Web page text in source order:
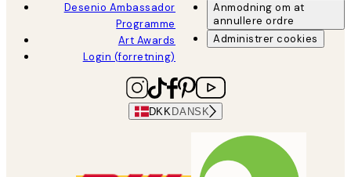
Desenio Ambassador
Programme
Art Awards
Login (forretning)
Anmodning om at
annullere ordre
Administrer cookies
DKK DANSK